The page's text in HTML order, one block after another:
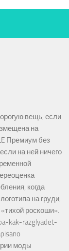
вещь, если
на
Премиум без
на ней ничего
когда
на груди,
роскоши».
kak-razglyadet-
моды